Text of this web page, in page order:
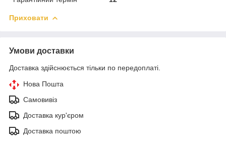
Приховати
Умови доставки
Доставка здійснюється тільки по передоплаті.
Нова Пошта
Самовивіз
Доставка кур'єром
Доставка поштою